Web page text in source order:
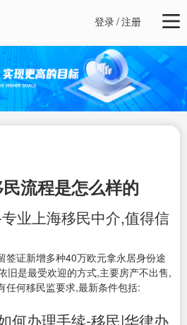
登录/注册
流程是怎么样的
业上海移民中介,值得信
签证新增多种40万欧元拿永居身份途
旧是最受欢迎的方式,主要房产不出售,
任何移民监要求,最新条件包括:
何办理手续-移民|华律办